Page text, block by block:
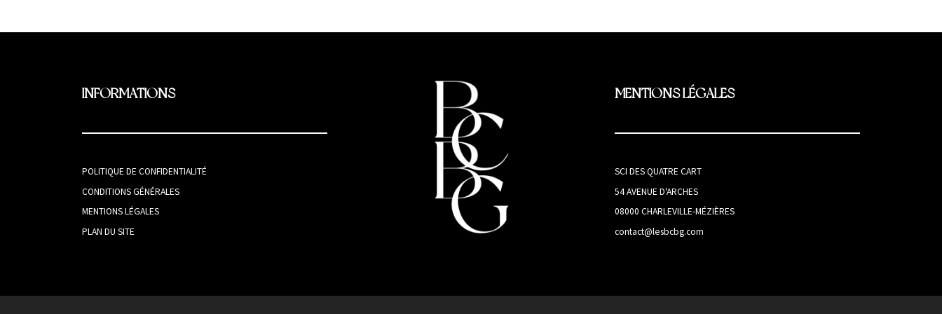
INFORMATIONS
POLITIQUE DE CONFIDENTIALITÉ
CONDITIONS GÉNÉRALES
MENTIONS LÉGALES
PLAN DU SITE
MENTIONS LÉGALES
SCI DES QUATRE CART
54 AVENUE D'ARCHES
08000 CHARLEVILLE-MÉZIÈRES
contact@lesbcbg.com